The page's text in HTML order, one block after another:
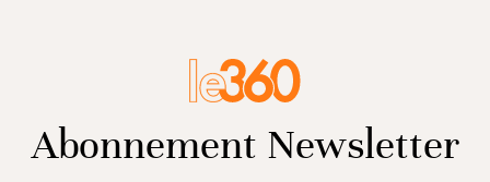
Abonnement Newsletter